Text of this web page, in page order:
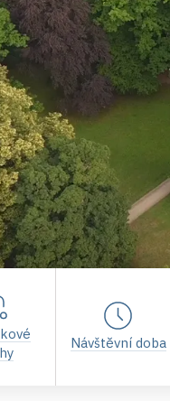
Návštěvní doba